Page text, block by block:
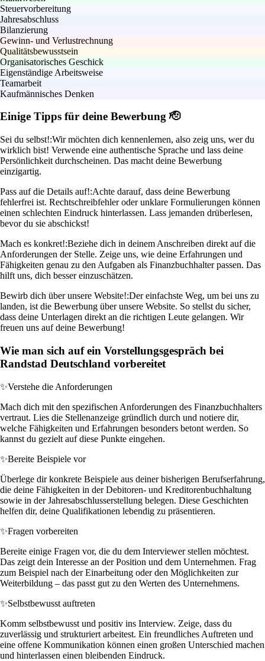
Steuervorbereitung
Jahresabschluss
Bilanzierung
Gewinn- und Verlustrechnung
Qualitätsbewusstsein
Organisatorisches Geschick
Eigenständige Arbeitsweise
Teamarbeit
Kaufmännisches Denken
Einige Tipps für deine Bewerbung 🫡
Sei du selbst!:Wir möchten dich kennenlernen, also zeig uns, wer du
wirklich bist! Verwende eine authentische Sprache und lass deine
Persönlichkeit durchscheinen. Das macht deine Bewerbung
einzigartig.
Pass auf die Details auf!:Achte darauf, dass deine Bewerbung
fehlerfrei ist. Rechtschreibfehler oder unklare Formulierungen können
einen schlechten Eindruck hinterlassen. Lass jemanden drüberlesen,
bevor du sie abschickst!
Mach es konkret!:Beziehe dich in deinem Anschreiben direkt auf die
Anforderungen der Stelle. Zeige uns, wie deine Erfahrungen und
Fähigkeiten genau zu den Aufgaben als Finanzbuchhalter passen. Das
hilft uns, dich besser einzuschätzen.
Bewirb dich über unsere Website!:Der einfachste Weg, um bei uns zu
landen, ist die Bewerbung über unsere Website. So stellst du sicher,
dass deine Unterlagen direkt an die richtigen Leute gelangen. Wir
freuen uns auf deine Bewerbung!
Wie man sich auf ein Vorstellungsgespräch bei
Randstad Deutschland vorbereitet
✨Verstehe die Anforderungen
Mach dich mit den spezifischen Anforderungen des Finanzbuchhalters
vertraut. Lies die Stellenanzeige gründlich durch und notiere dir,
welche Fähigkeiten und Erfahrungen besonders betont werden. So
kannst du gezielt auf diese Punkte eingehen.
✨Bereite Beispiele vor
Überlege dir konkrete Beispiele aus deiner bisherigen Berufserfahrung,
die deine Fähigkeiten in der Debitoren- und Kreditorenbuchhaltung
sowie in der Jahresabschlusserstellung belegen. Diese Geschichten
helfen dir, deine Qualifikationen lebendig zu präsentieren.
✨Fragen vorbereiten
Bereite einige Fragen vor, die du dem Interviewer stellen möchtest.
Das zeigt dein Interesse an der Position und dem Unternehmen. Frag
zum Beispiel nach der Einarbeitung oder den Möglichkeiten zur
Weiterbildung – das passt gut zu den Werten des Unternehmens.
✨Selbstbewusst auftreten
Komm selbstbewusst und positiv ins Interview. Zeige, dass du
zuverlässig und strukturiert arbeitest. Ein freundliches Auftreten und
eine offene Kommunikation können einen großen Unterschied machen
und hinterlassen einen bleibenden Eindruck.